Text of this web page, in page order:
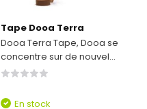
Tape Dooa Terra
Dooa Terra Tape, Dooa se
concentre sur de nouvel...
En stock